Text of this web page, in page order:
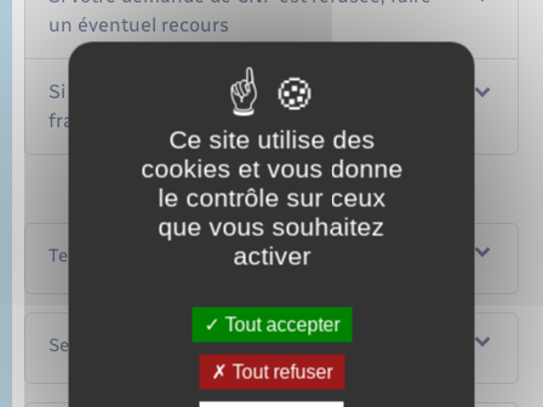
un éventuel recours
Si vous perdez votre certificat de nationalité
française, faire une nouvelle demande
Textes de référence
Services en ligne et formulaires
Ce site utilise des
cookies et vous donne
le contrôle sur ceux
que vous souhaitez
activer
Tout accepter
Tout refuser